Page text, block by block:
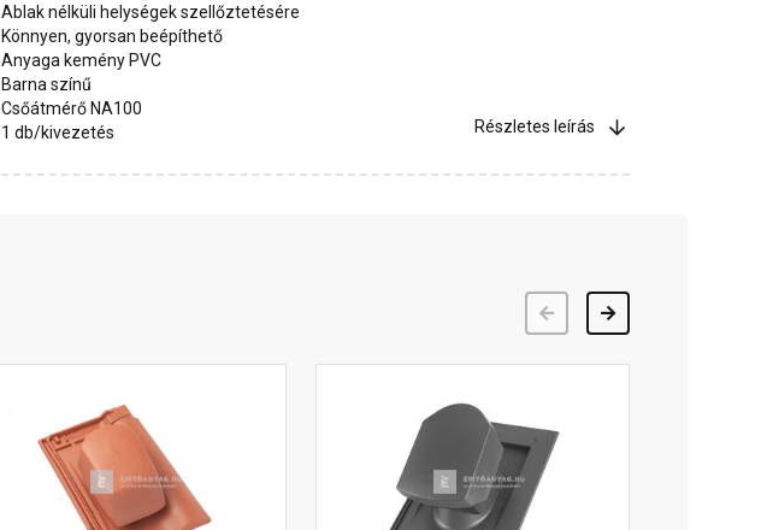
Ablak nélküli helységek szellőztetésére
Könnyen, gyorsan beépíthető
Anyaga kemény PVC
Barna színű
Csőátmérő NA100
1 db/kivezetés
Részletes leírás